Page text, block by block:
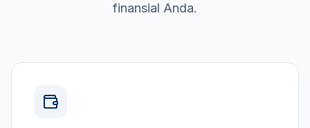
finansial Anda.